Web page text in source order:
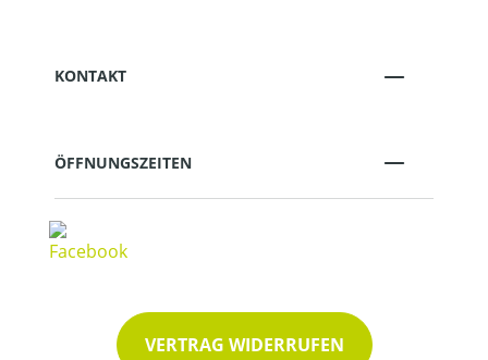
KONTAKT
ÖFFNUNGSZEITEN
VERTRAG WIDERRUFEN